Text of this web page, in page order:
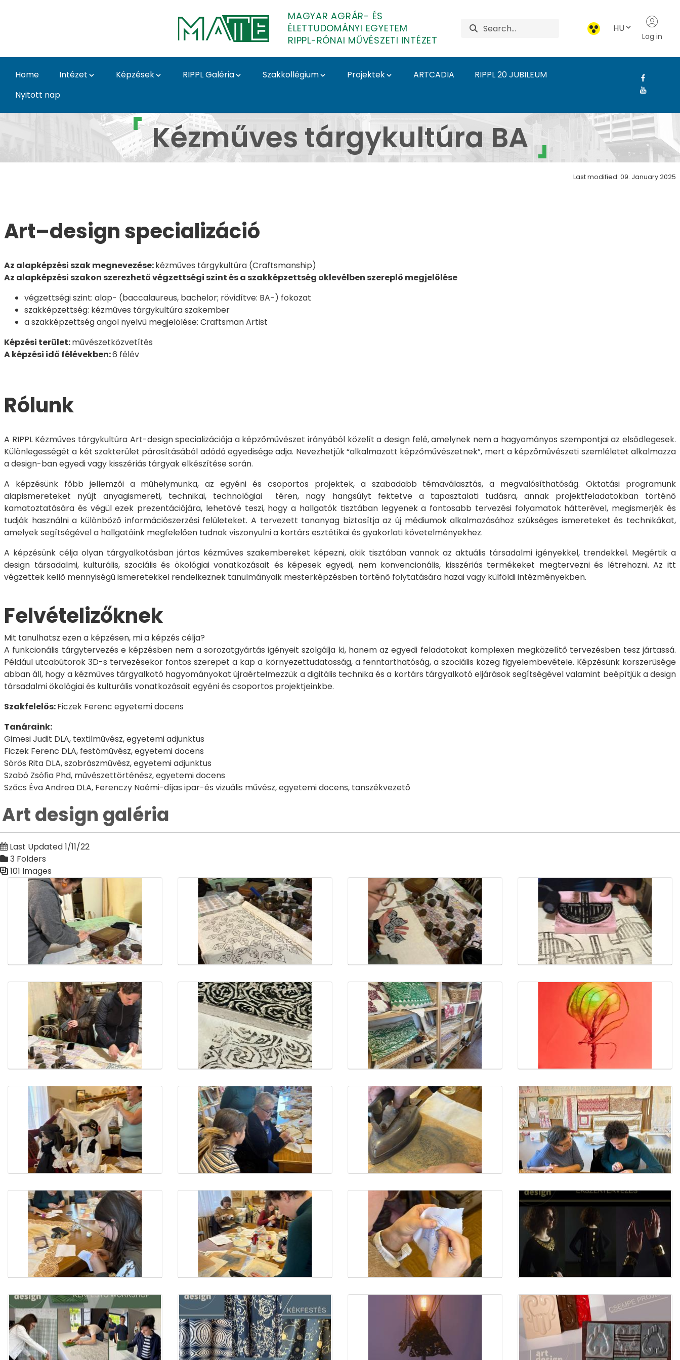
MAGYAR AGRÁR- ÉS
ÉLETTUDOMÁNYI EGYETEM
RIPPL-RÓNAI MŰVÉSZETI INTÉZET
HU
Log in
Home Intézet Képzések RIPPL Galéria Szakkollégium Projektek ARTCADIA
RIPPL 20 JUBILEUM
Nyitott nap
Art design galéria Workshopok - Kézműves tárgykultúra BA -
Kézműves tárgykultúra BA
Last modified: 09. January 2025
Art–design specializáció
Az alapképzési szak megnevezése:kézműves tárgykultúra (Craftsmanship)
Az alapképzési szakon szerezhető végzettségi szint és a szakképzettség oklevélben szereplő megjelölése
végzettségi szint: alap- (baccalaureus, bachelor; rövidítve: BA-) fokozat
szakképzettség: kézműves tárgykultúra szakember
a szakképzettség angol nyelvű megjelölése: Craftsman Artist
Képzési terület:művészetközvetítés
A képzési idő félévekben:6 félév
Rólunk
A RIPPL Kézműves tárgykultúra Art-design specializációja a képzőművészet irányából közelít a design felé, amelynek nem a hagyományos szempontjai az elsődlegesek.
Különlegességét a két szakterület párosításából adódó egyedisége adja. Nevezhetjük “alkalmazott képzőművészetnek”, mert a képzőművészeti szemléletet alkalmazza
a design-ban egyedi vagy kisszériás tárgyak elkészítése során.
A képzésünk főbb jellemzői a műhelymunka, az egyéni és csoportos projektek, a szabadabb témaválasztás, a megvalósíthatóság. Oktatási programunk
alapismereteket nyújt anyagismereti, technikai, technológiai téren, nagy hangsúlyt fektetve a tapasztalati tudásra, annak projektfeladatokban történő
kamatoztatására és végül ezek prezentációjára, lehetővé teszi, hogy a hallgatók tisztában legyenek a fontosabb tervezési folyamatok hátterével, megismerjék és
tudják használni a különböző információszerzési felületeket. A tervezett tananyag biztosítja az új médiumok alkalmazásához szükséges ismereteket és technikákat,
amelyek segítségével a hallgatóink megfelelően tudnak viszonyulni a kortárs esztétikai és gyakorlati követelményekhez.
A képzésünk célja olyan tárgyalkotásban jártas kézműves szakembereket képezni, akik tisztában vannak az aktuális társadalmi igényekkel, trendekkel. Megértik a
design társadalmi, kulturális, szociális és ökológiai vonatkozásait és képesek egyedi, nem konvencionális, kisszériás termékeket megtervezni és létrehozni. Az itt
végzettek kellő mennyiségű ismeretekkel rendelkeznek tanulmányaik mesterképzésben történő folytatására hazai vagy külföldi intézményekben.
Felvételizőknek
Mit tanulhatsz ezen a képzésen, mi a képzés célja?
A funkcionális tárgytervezés e képzésben nem a sorozatgyártás igényeit szolgálja ki, hanem az egyedi feladatokat komplexen megközelítő tervezésben tesz jártassá.
Például utcabútorok 3D-s tervezésekor fontos szerepet a kap a környezettudatosság, a fenntarthatóság, a szociális közeg figyelembevétele. Képzésünk korszerűsége
abban áll, hogy a kézműves tárgyalkotó hagyományokat újraértelmezzük a digitális technika és a kortárs tárgyalkotó eljárások segítségével valamint beépítjük a design
társadalmi ökológiai és kulturális vonatkozásait egyéni és csoportos projektjeinkbe.
Szakfelelős:Ficzek Ferenc egyetemi docens
Tanáraink:
Gimesi Judit DLA, textilművész, egyetemi adjunktus
Ficzek Ferenc DLA, festőművész, egyetemi docens
Sörös Rita DLA, szobrászművész, egyetemi adjunktus
Szabó Zsófia Phd, művészettörténész, egyetemi docens
Szőcs Éva Andrea DLA, Ferenczy Noémi-díjas ipar-és vizuális művész, egyetemi docens, tanszékvezető
Art design galéria
Last Updated 1/11/22
3 Folders
101 Images
Media Gallery